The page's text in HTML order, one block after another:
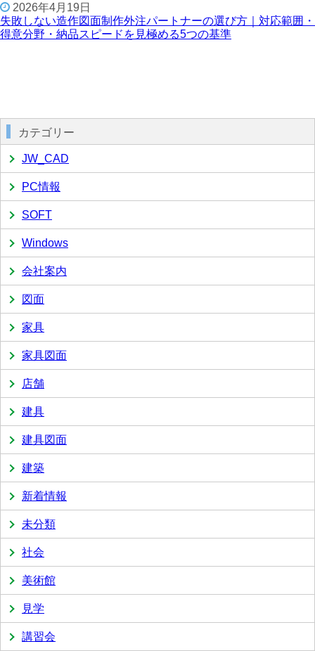
2026年4月19日
失敗しない造作図面制作外注パートナーの選び方｜対応範囲・
得意分野・納品スピードを見極める5つの基準
カテゴリー
JW_CAD
PC情報
SOFT
Windows
会社案内
図面
家具
家具図面
店舗
建具
建具図面
建築
新着情報
未分類
社会
美術館
見学
講習会